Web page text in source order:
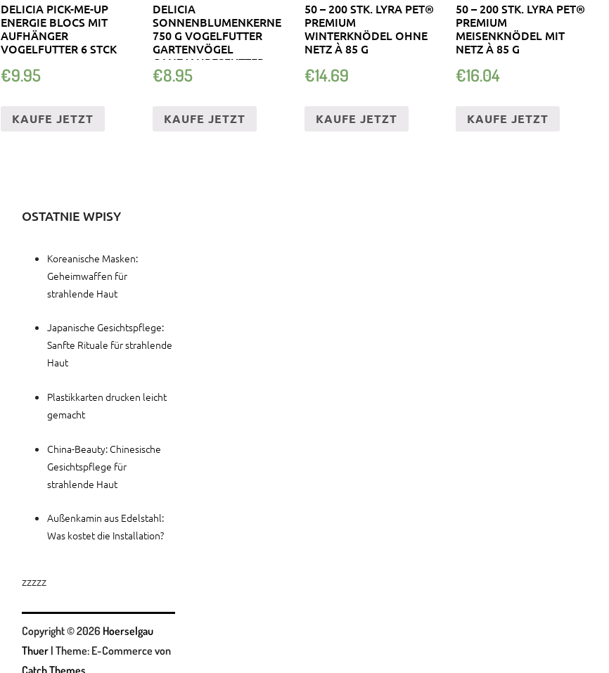
DELICIA PICK-ME-UP
ENERGIE BLOCS MIT
AUFHÄNGER
VOGELFUTTER 6 STCK
€9.95
KAUFE JETZT
DELICIA
SONNENBLUMENKERNE
750 G VOGELFUTTER
GARTENVÖGEL
GANZJAHRESFUTTER
€8.95
KAUFE JETZT
50 – 200 STK. LYRA PET®
PREMIUM
WINTERKNÖDEL OHNE
NETZ À 85 G
€14.69
KAUFE JETZT
50 – 200 STK. LYRA PET®
PREMIUM
MEISENKNÖDEL MIT
NETZ À 85 G
€16.04
KAUFE JETZT
OSTATNIE WPISY
Koreanische Masken:
Geheimwaffen für
strahlende Haut
Japanische Gesichtspflege:
Sanfte Rituale für strahlende
Haut
Plastikkarten drucken leicht
gemacht
China-Beauty: Chinesische
Gesichtspflege für
strahlende Haut
Außenkamin aus Edelstahl:
Was kostet die Installation?
zzzzz
Copyright © 2026 Hoerselgau
Thuer | Theme: E-Commerce von